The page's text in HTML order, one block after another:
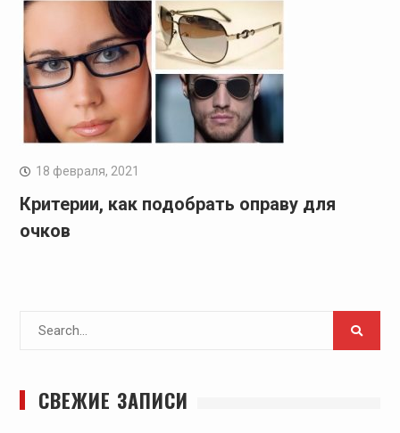
18 февраля, 2021
Критерии, как подобрать оправу для
очков
СВЕЖИЕ ЗАПИСИ